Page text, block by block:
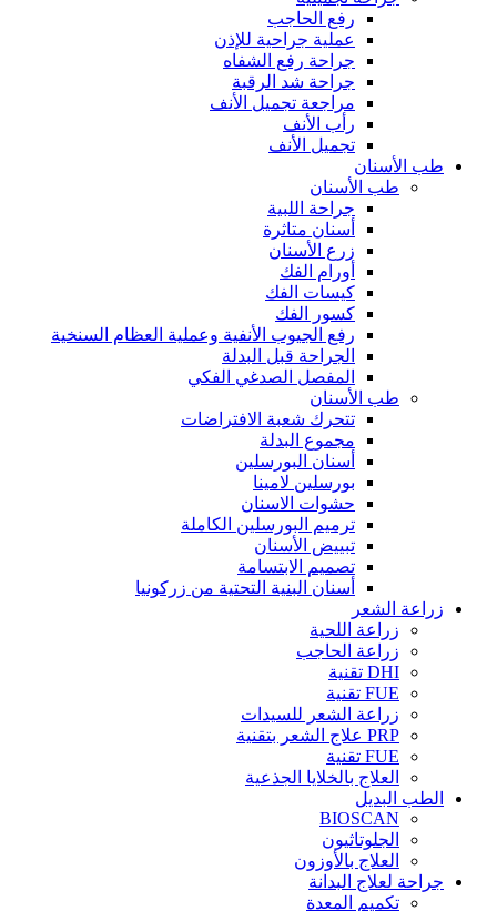
رفع الحاجب
عملية جراحية للإذن
جراحة رفع الشفاه
جراحة شد الرقبة
مراجعة تجميل الأنف
رأب الأنف
تجميل الأنف
طب الأسنان
طب الأسنان
جراحة اللبية
أسنان متاثرة
زرع الأسنان
أورام الفك
كيسات الفك
كسور الفك
رفع الجيوب الأنفية وعملية العظام السنخية
الجراحة قبل البدلة
المفصل الصدغي الفكي
طب الأسنان
تتحرك شعبة الافتراضات
مجموع البدلة
أسنان البورسلين
بورسلين لامينا
حشوات الاسنان
ترميم البورسلين الكاملة
تبييض الأسنان
تصميم الابتسامة
أسنان البنية التحتية من زركونيا
زراعة الشعر
زراعة اللحية
زراعة الحاجب
DHI تقنية
FUE تقنية
زراعة الشعر للسيدات
PRP علاج الشعر بتقنية
FUE تقنية
العلاج بالخلايا الجذعية
الطب البديل
BIOSCAN
الجلوتاثيون
العلاج بالأوزون
جراحة لعلاج البدانة
تكميم المعدة